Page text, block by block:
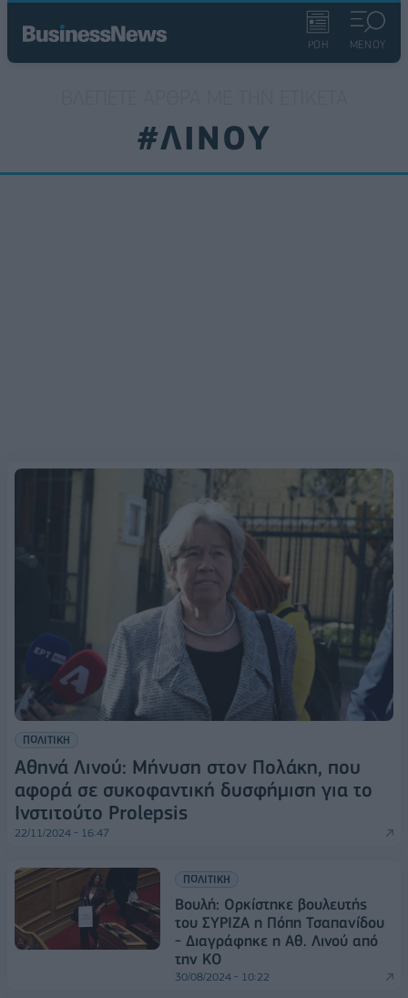
ΡΟΗ ΜΕΝΟΥ
#ΛΙΝΟΥ
ΠΟΛΙΤΙΚΗ
Αθηνά Λινού: Μήνυση στον Πολάκη, που
αφορά σε συκοφαντική δυσφήμιση για το
Ινστιτούτο Prolepsis
22/11/2024 - 16:47
ΠΟΛΙΤΙΚΗ
Βουλή: Ορκίστηκε βουλευτής
του ΣΥΡΙΖΑ η Πόπη Τσαπανίδου
- Διαγράφηκε η Αθ. Λινού από
την ΚΟ
30/08/2024 - 10:22